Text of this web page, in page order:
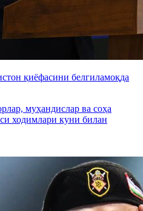
қиёфасини белгиламоқда
муҳандислар ва соҳа
ходимлари куни билан